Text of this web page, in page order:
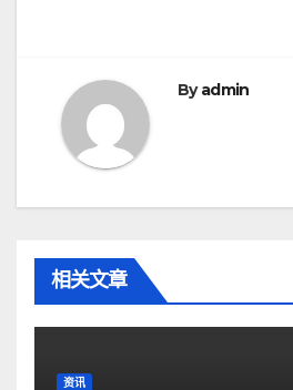
Byadmin
相关文章
资讯